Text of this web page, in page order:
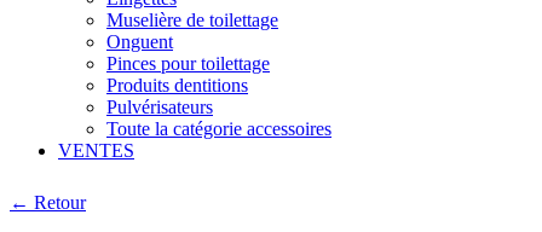
Muselière de toilettage
Onguent
Pinces pour toilettage
Produits dentitions
Pulvérisateurs
Toute la catégorie accessoires
VENTES
← Retour